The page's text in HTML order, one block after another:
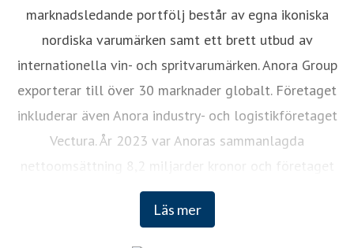
Läs mer
marknadsledande portfölj består av egna ikoniska
nordiska varumärken samt ett brett utbud av
internationella vin- och spritvarumärken. Anora Group
exporterar till över 30 marknader globalt. Företaget
inkluderar även Anora industry- och logistikföretaget
Vectura. År 2023 var Anoras sammanlagda
nettoomsättning 8,2 miljarder kronor och företaget
sysselsätter cirka 1 200 anställda. Anora Groups aktier är
noterade på Nasdaq Helsinki och Euronext Oslo.